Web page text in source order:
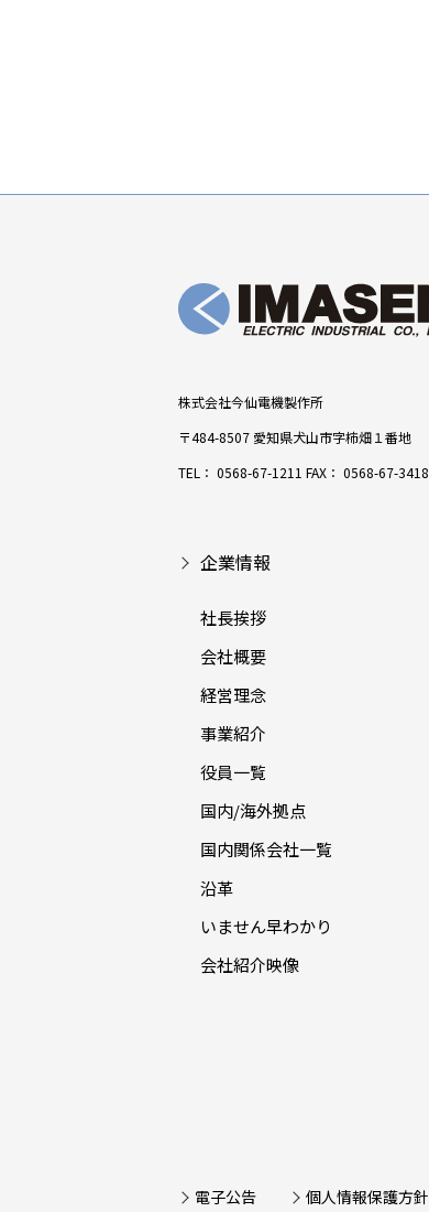
株式会社今仙電機製作所
〒484-8507 愛知県犬山市字柿畑１番地
TEL： 0568-67-1211 FAX： 0568-67-3418
企業情報
社長挨拶
会社概要
経営理念
事業紹介
役員一覧
国内/海外拠点
国内関係会社一覧
沿革
いません早わかり
会社紹介映像
電子公告 個人情報保護方針